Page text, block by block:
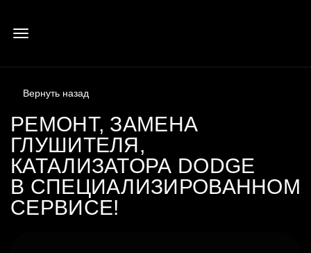
РЕМОНТ, ЗАМЕНА
ГЛУШИТЕЛЯ,
КАТАЛИЗАТОРА DODGE
В СПЕЦИАЛИЗИРОВАННОМ
СЕРВИСЕ!